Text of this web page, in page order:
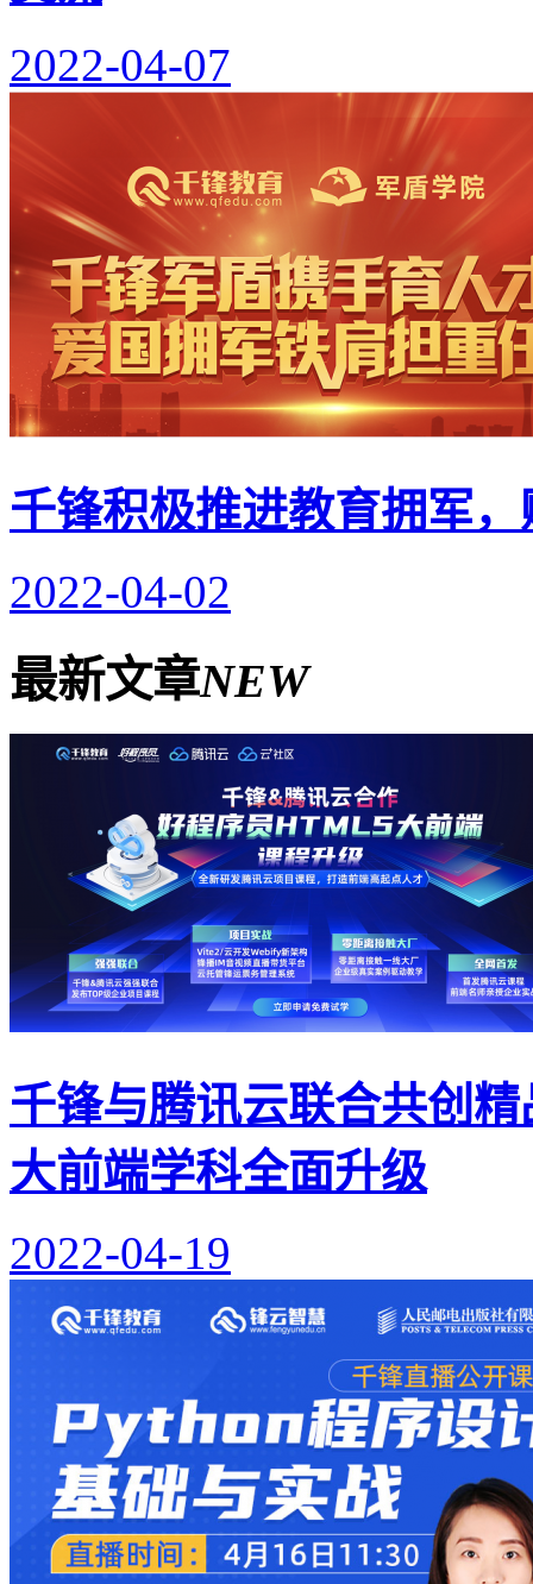
2022-04-07
千锋积极推进教育拥军
2022-04-02
最新文章NEW
千锋与腾讯云联合共创
大前端学科全面升级
2022-04-19